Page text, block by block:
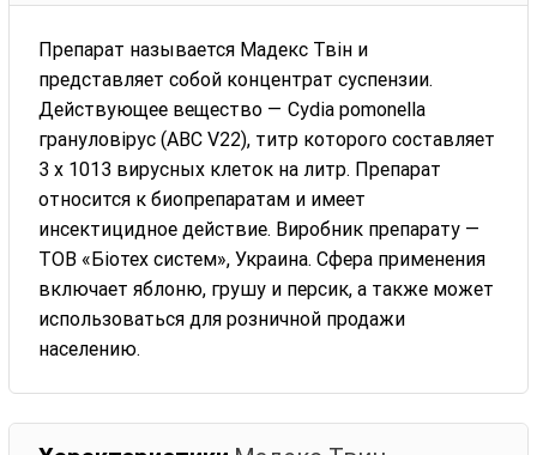
Препарат называется Мадекс Твін и
представляет собой концентрат суспензии.
Действующее вещество — Cydia pomonella
грануловірус (АВС V22), титр которого составляет
3 х 1013 вирусных клеток на литр. Препарат
относится к биопрепаратам и имеет
инсектицидное действие. Виробник препарату —
ТОВ «Біотех систем», Украина. Сфера применения
включает яблоню, грушу и персик, а также может
использоваться для розничной продажи
населению.